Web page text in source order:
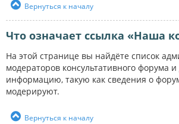
Вернуться к началу
Что означает ссылка «Наша
На этой странице вы найдёте список
модераторов консультативного форума и
информацию, такую как сведения о
модерируют.
Вернуться к началу